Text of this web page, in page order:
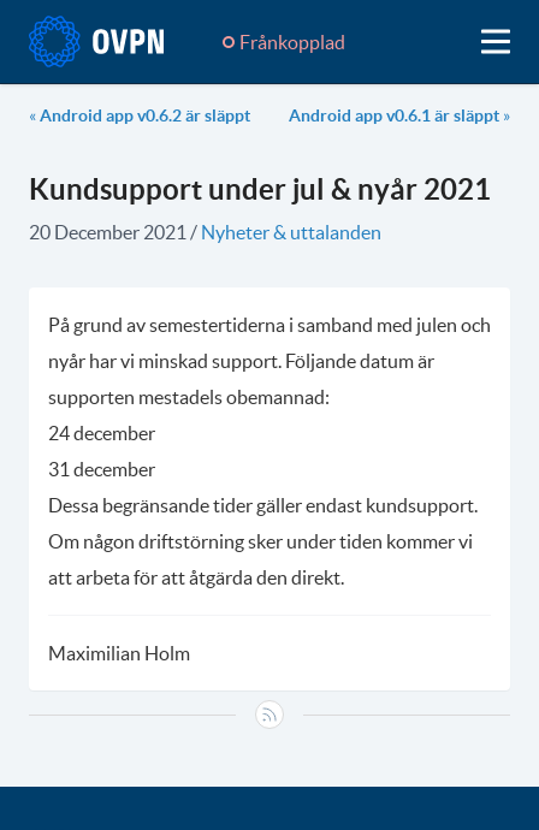
Frånkopplad
«Android app v0.6.2 är släppt Android app v0.6.1 är släppt »
Kundsupport under jul & nyår 2021
20 December 2021 / Nyheter & uttalanden
På grund av semestertiderna i samband med julen och
nyår har vi minskad support. Följande datum är
supporten mestadels obemannad:
24 december
31 december
Dessa begränsande tider gäller endast kundsupport.
Om någon driftstörning sker under tiden kommer vi
att arbeta för att åtgärda den direkt.
Maximilian Holm